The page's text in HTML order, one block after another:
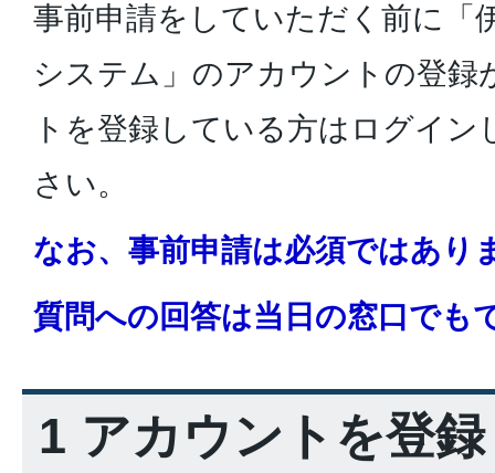
事前申請をしていただく前に「
システム」のアカウントの登録
トを登録している方はログイ
さい。
なお、事前申請は必須ではあり
質問への回答は当日の窓口でも
1 アカウントを登